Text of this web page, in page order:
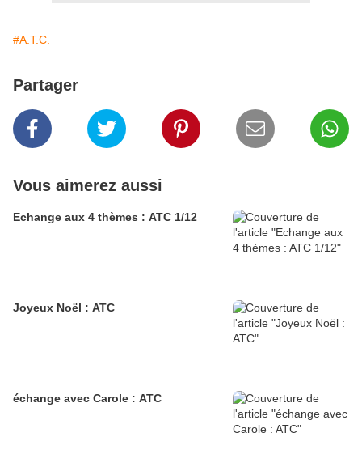
#A.T.C.
Partager
Vous aimerez aussi
Echange aux 4 thèmes : ATC 1/12
Joyeux Noël : ATC
échange avec Carole : ATC